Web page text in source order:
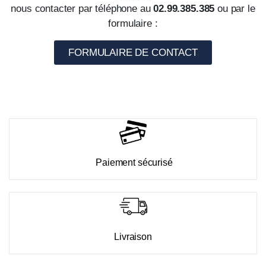
nous contacter par téléphone au02.99.385.385 ou par le
formulaire :
FORMULAIRE DE CONTACT
Paiement sécurisé
Livraison